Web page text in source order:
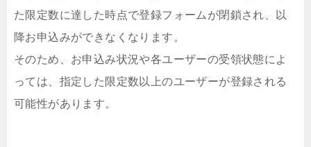
た限定数に達した時点で登録フォームが閉鎖され、以
降お申込みができなくなります。
そのため、お申込み状況や各ユーザーの受領状態によ
っては、指定した限定数以上のユーザーが登録される
可能性があります。